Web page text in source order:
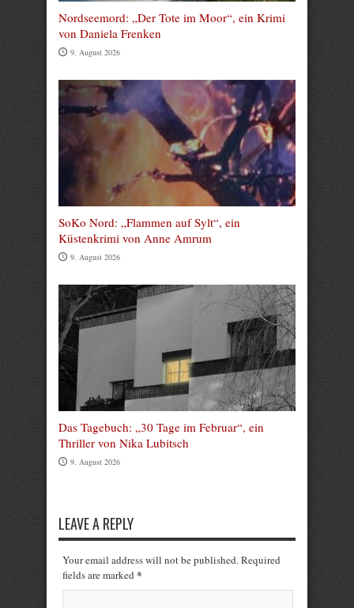
Nordseemord: „Der Tote im Moor“, ein Krimi
von Daniela Frenken
9. August 2026
SoKo Nord: „Flammen auf Sylt“, ein
Küstenkrimi von Anne Amrum
9. August 2026
Das Tagebuch: „30 Tage im Februar“, ein
Thriller von Nika Lubitsch
9. August 2026
LEAVE A REPLY
Your email address will not be published. Required
fields are marked *